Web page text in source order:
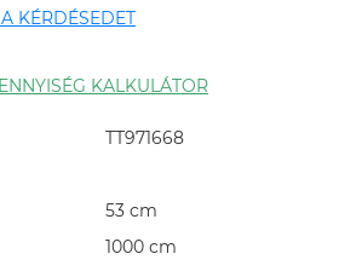
KÉRDÉSEDET
KALKULÁTOR
TT971668
53 cm
1000 cm